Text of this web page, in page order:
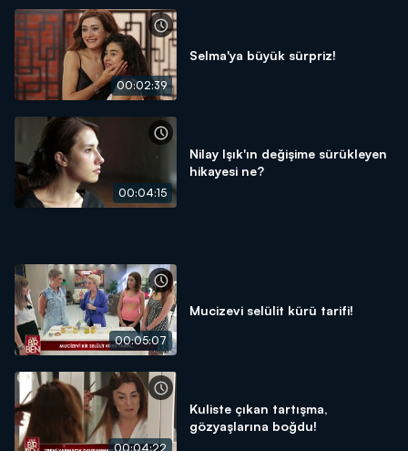
00:02:39
Selma'ya büyük sürpriz!
00:04:15
Nilay Işık'ın değişime sürükleyen
hikayesi ne?
00:05:07
Mucizevi selülit kürü tarifi!
00:04:22
Kuliste çıkan tartışma,
gözyaşlarına boğdu!